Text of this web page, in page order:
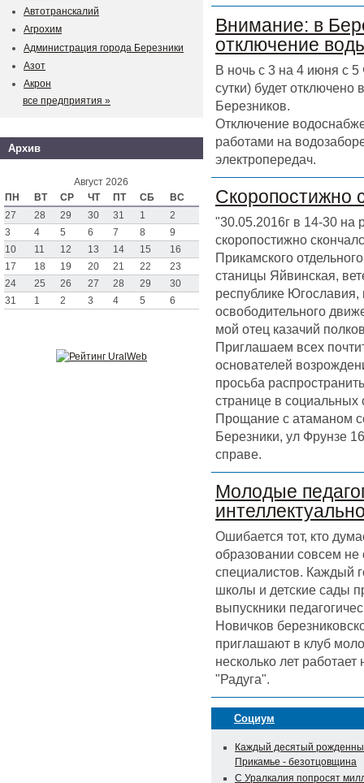
Внимание: в
отключение
В ночь с 3 на 4 июня с 5
сутки) будет
Березников.
Отключение
работами на
электропередач.
Скоропостижно
"30.05.2016г в 14-30 на
скоропостижно
Прикамского
станицы Яйвинская,
республике
освободительного
мой отец казачий
Приглашаем всех
основателей
просьба
странице в
Прощание с атаманом
Березники, ул Фрунзе
справе.
Молодые
Ошибается тот, кто
образовании совсем
специалистов. Каждый
школы и детские сады
выпускники
Новичков
приглашают в клуб
несколько лет
"Радуга".
Социум
Каждый десятый
Прикамье - безотцовщина
С Уралкалия попросят
Автотранскалий
Агрохим
Администрация города Березники
Азот
Акрон
все предприятия »
Архив
Август 2026
ПН
ВТ СР ЧТ ПТ СБ
ВС
27
28 29 30 31 1
2
3
4 5 6 7 8
9
10
11 12 13 14 15
16
17
18 19 20 21 22
23
24
25 26 27 28 29
30
31
1 2 3 4 5 6